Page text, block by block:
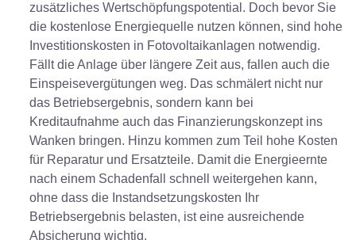
zusätzliches Wertschöpfungspotential. Doch bevor Sie
die kostenlose Energiequelle nutzen können, sind hohe
Investitionskosten in Fotovoltaikanlagen notwendig.
Fällt die Anlage über längere Zeit aus, fallen auch die
Einspeisevergütungen weg. Das schmälert nicht nur
das Betriebsergebnis, sondern kann bei
Kreditaufnahme auch das Finanzierungskonzept ins
Wanken bringen. Hinzu kommen zum Teil hohe Kosten
für Reparatur und Ersatzteile. Damit die Energieernte
nach einem Schadenfall schnell weitergehen kann,
ohne dass die Instandsetzungskosten Ihr
Betriebsergebnis belasten, ist eine ausreichende
Absicherung wichtig.